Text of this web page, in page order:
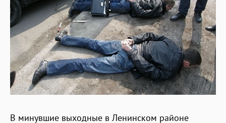
В минувшие выходные в Ленинском районе